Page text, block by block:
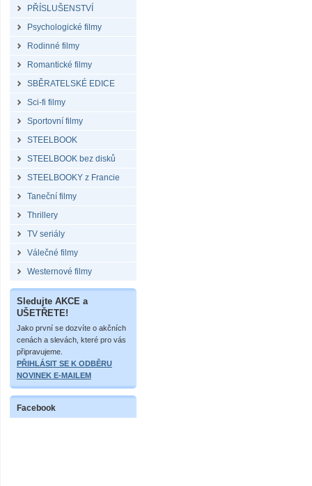
PŘÍSLUŠENSTVÍ
Psychologické filmy
Rodinné filmy
Romantické filmy
SBĚRATELSKÉ EDICE
Sci-fi filmy
Sportovní filmy
STEELBOOK
STEELBOOK bez disků
STEELBOOKY z Francie
Taneční filmy
Thrillery
TV seriály
Válečné filmy
Westernové filmy
Sledujte AKCE a
UŠETŘETE!
Jako první se dozvíte o akčních
cenách a slevách, které pro vás
připravujeme.
PŘIHLÁSIT SE K ODBĚRU
NOVINEK E-MAILEM
Facebook